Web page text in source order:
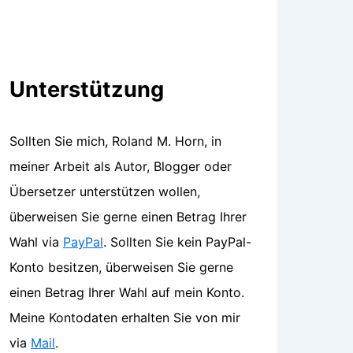
Unterstützung
Sollten Sie mich, Roland M. Horn, in
meiner Arbeit als Autor, Blogger oder
Übersetzer unterstützen wollen,
überweisen Sie gerne einen Betrag Ihrer
Wahl via PayPal. Sollten Sie kein PayPal-
Konto besitzen, überweisen Sie gerne
einen Betrag Ihrer Wahl auf mein Konto.
Meine Kontodaten erhalten Sie von mir
via Mail.